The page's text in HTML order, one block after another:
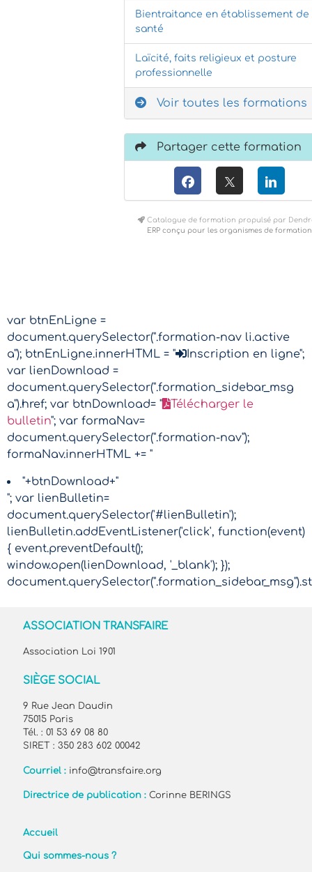
Bientraitance en établissement de
santé
Laïcité, faits religieux et posture
professionnelle
Voir toutes les formations
Partager cette formation
Catalogue de formation propulsé par
ERP conçu pour les organismes de formation
var btnEnLigne =
document.querySelector(".formation-nav li.active
a"); btnEnLigne.innerHTML = "
Inscription en ligne";
var lienDownload =
document.querySelector(".formation_sidebar_msg
a").href; var btnDownload= "
Télécharger le
bulletin"; var formaNav=
document.querySelector(".formation-nav");
formaNav.innerHTML += "
"+btnDownload+"
"; var lienBulletin=
document.querySelector('#lienBulletin');
lienBulletin.addEventListener('click', function(event)
{ event.preventDefault();
window.open(lienDownload, '_blank'); });
ASSOCIATION TRANSFAIRE
Association Loi 1901
SIÈGE SOCIAL
9 Rue Jean Daudin
75015 Paris
Tél. : 01 53 69 08 80
SIRET : 350 283 602 00042
Courriel : info@transfaire.org
Directrice de publication :Corinne BERINGS
Accueil
Qui sommes-nous ?